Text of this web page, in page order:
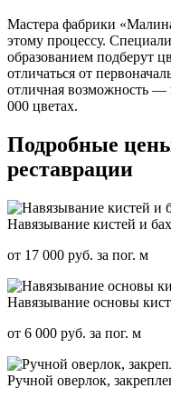
Мастера фабрики
этому процессу.
образованием подберут
отличаться от
отличная возможность —
000 цветах.
Подробные
реставрации
Навязывание кистей и
от 17 000 руб. за пог. м
Навязывание основы
от 6 000 руб. за пог. м
Ручной оверлок,